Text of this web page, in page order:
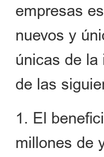
empresas
nuevos y
únicas de
de las
1. El
millones de